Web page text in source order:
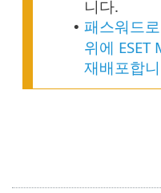
니다.
• 패스워드
위에
재배포합